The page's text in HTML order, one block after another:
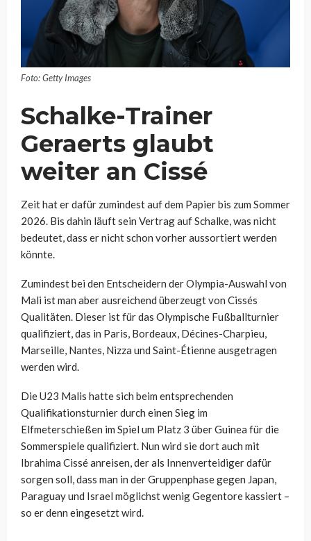
Foto: Getty Images
Schalke-Trainer
Geraerts glaubt
weiter an Cissé
Zeit hat er dafür zumindest auf dem Papier bis zum Sommer
2026. Bis dahin läuft sein Vertrag auf Schalke, was nicht
bedeutet, dass er nicht schon vorher aussortiert werden
könnte.
Zumindest bei den Entscheidern der Olympia-Auswahl von
Mali ist man aber ausreichend überzeugt von Cissés
Qualitäten. Dieser ist für das Olympische Fußballturnier
qualifiziert, das in Paris, Bordeaux, Décines-Charpieu,
Marseille, Nantes, Nizza und Saint-Étienne ausgetragen
werden wird.
Die U23 Malis hatte sich beim entsprechenden
Qualifikationsturnier durch einen Sieg im
Elfmeterschießen im Spiel um Platz 3 über Guinea für die
Sommerspiele qualifiziert. Nun wird sie dort auch mit
Ibrahima Cissé anreisen, der als Innenverteidiger dafür
sorgen soll, dass man in der Gruppenphase gegen Japan,
Paraguay und Israel möglichst wenig Gegentore kassiert –
so er denn eingesetzt wird.